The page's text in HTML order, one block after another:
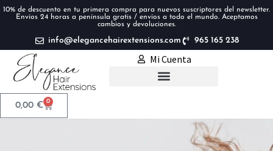
10% de descuento en tu primera compra para nuevos suscriptores del newsletter.
Envíos 24 horas a península gratis / envíos a todo el mundo. Aceptamos
cambios y devoluciones.
info@elegancehairextensions.com 965 165 238
Mi Cuenta
0,00 € 0